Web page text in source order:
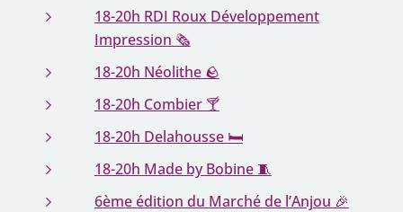
18-20h RDI Roux Développement
Impression 🗞
18-20h Néolithe 🪨
18-20h Combier 🍸
18-20h Delahousse 🛏
18-20h Made by Bobine 🧵
6ème édition du Marché de l’Anjou 🎉